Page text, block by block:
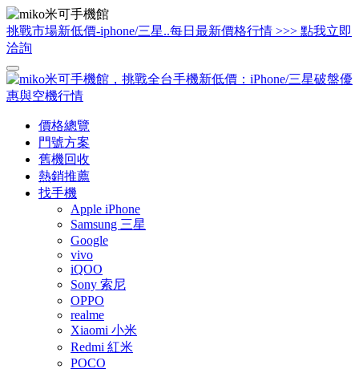
挑戰市場新低價-iphone/三星..每日最新價格行情 >>> 點我立即
洽詢
價格總覽
門號方案
舊機回收
熱銷推薦
找手機
Apple iPhone
Samsung 三星
Google
vivo
iQOO
Sony 索尼
OPPO
realme
Xiaomi 小米
Redmi 紅米
POCO